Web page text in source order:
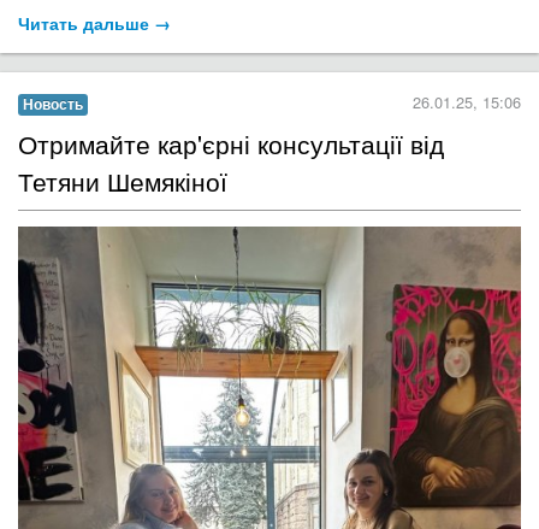
Читать дальше →
Новость 26.01.25, 15:06
Отримайте ​кар'єрні консультації від
Тетяни Шемякіної